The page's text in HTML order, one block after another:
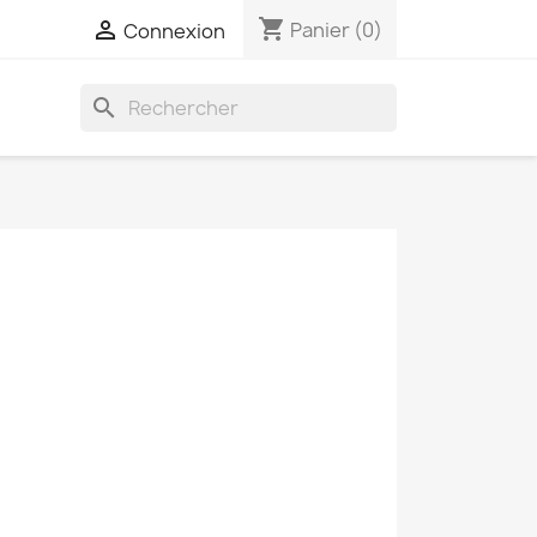
 Connexion shopping_cart Panier (0)
search